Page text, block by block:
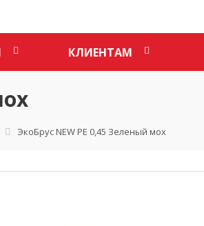
КЛИЕНТАМ
ЭкоБрус NEW PE 0,45 Зеленый мох